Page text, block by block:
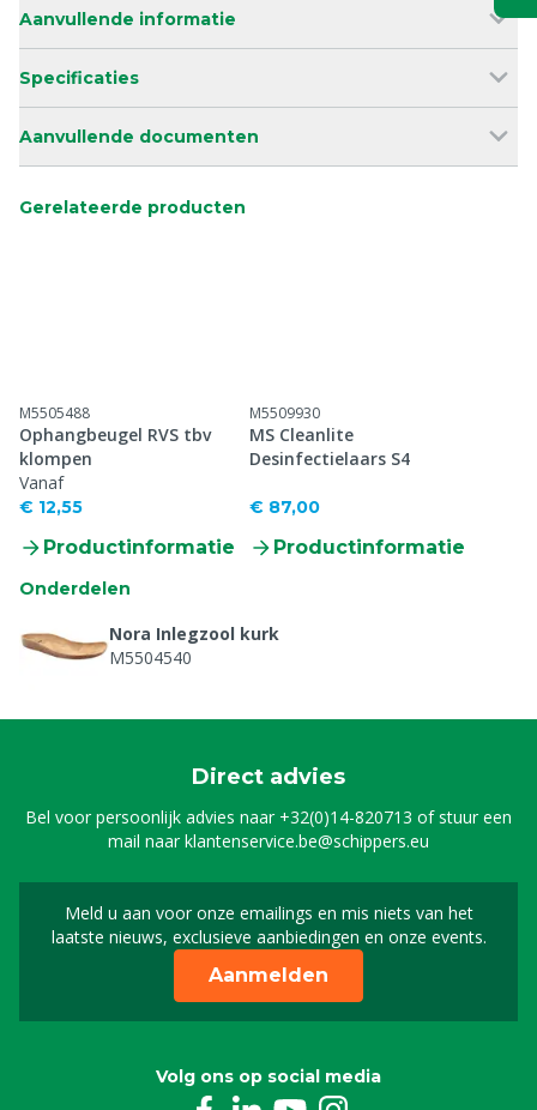
Aanvullende informatie
Specificaties
Aanvullende documenten
Gerelateerde producten
M5505488
Ophangbeugel RVS tbv
klompen
Vanaf
€ 12,55
Productinformatie
M5509930
MS Cleanlite
Desinfectielaars S4
€ 87,00
Productinformatie
Onderdelen
Nora Inlegzool kurk
M5504540
Direct advies
Bel voor persoonlijk advies naar +32(0)14-820713 of stuur een
mail naarklantenservice.be@schippers.eu
Meld u aan voor onze emailings en mis niets van het
laatste nieuws, exclusieve aanbiedingen en onze events.
Meld u aan voor onze
Aanmelden
Volg ons op social media